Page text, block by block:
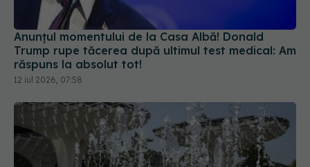
Anunțul momentului de la Casa Albă! Donald
Trump rupe tăcerea după ultimul test medical: Am
răspuns la absolut tot!
12 iul 2026, 07:58